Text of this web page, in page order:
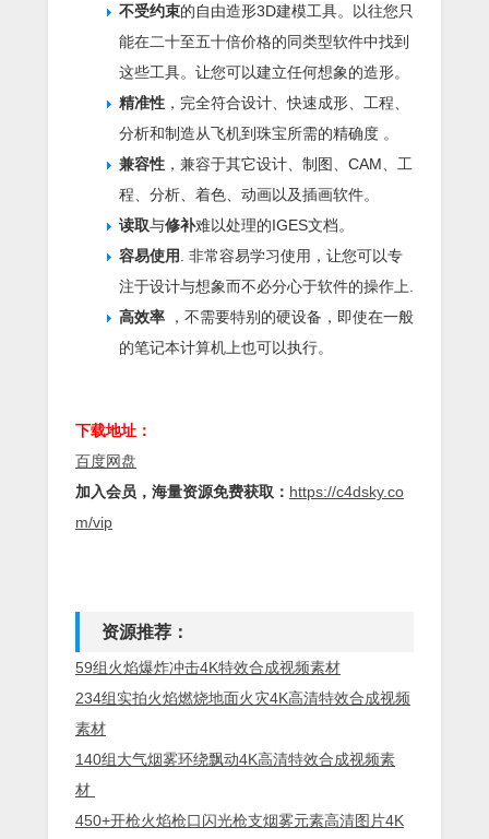
不受约束的自由造形3D建模工具。以往您只
能在二十至五十倍价格的同类型软件中找到
这些工具。让您可以建立任何想象的造形。
精准性 ，完全符合设计、快速成形、工程、
分析和制造从飞机到珠宝所需的精确度 。
兼容性 ，兼容于其它设计、制图、CAM、工
程、分析、着色、动画以及插画软件。
读取与修补难以处理的IGES文档。
容易使用. 非常容易学习使用，让您可以专
注于设计与想象而不必分心于软件的操作上.
高效率 ，不需要特别的硬设备，即使在一般
的笔记本计算机上也可以执行。
下载地址：
百度网盘
加入会员，海量资源免费获取： https://c4dsky.co
m/vip
资源推荐：
59组火焰爆炸冲击4K特效合成视频素材
234组实拍火焰燃烧地面火灾4K高清特效合成视频
素材
140组大气烟雾环绕飘动4K高清特效合成视频素
材
450+开枪火焰枪口闪光枪支烟雾元素高清图片4K